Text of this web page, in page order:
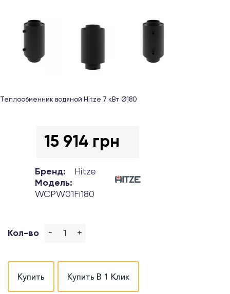
Теплообменник водяной Hitze 7 кВт Ø180
15 914 грн
Бренд:
Hitze
Модель:
WCPW01Fi180
Кол-во - +
Купить Купить В 1 Клик